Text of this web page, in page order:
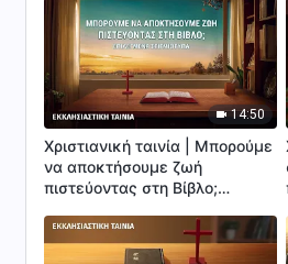
στιγμιότυπα)
14:50
Χριστιανική ταινία | Μπορούμε
να αποκτήσουμε ζωή
πιστεύοντας στη Βίβλο;